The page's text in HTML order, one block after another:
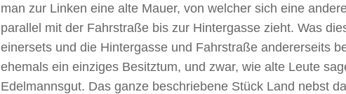
man zur Linken eine alte Mauer, von welcher sich eine
parallel mit der Fahrstraße bis zur Hintergasse zieht. Was
einersets und die Hintergasse und Fahrstraße andererseits
ehemals ein einziges Besitztum, und zwar, wie alte Leute
Edelmannsgut. Das ganze beschriebene Stück Land nebst